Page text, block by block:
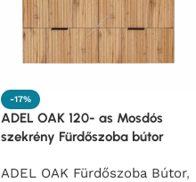
-17%
ADEL OAK 120- as Mosdós
szekrény Fürdőszoba bútor
ADEL OAK Fürdőszoba Bútor,